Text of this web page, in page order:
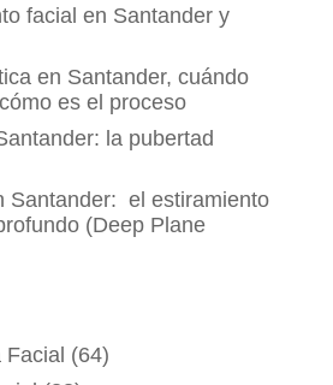
facial en Santander y
en Santander, cuándo
es el proceso
la pubertad
Santander: el estiramiento
(Deep Plane
Facial (64)